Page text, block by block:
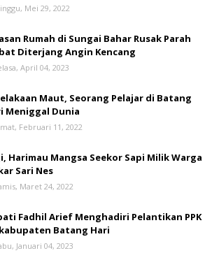
Mei 29, 2022
Rumah di Sungai Bahar Rusak Parah
Diterjang Angin Kencang
April 04, 2023
Maut, Seorang Pelajar di Batang
Meniggal Dunia
Februari 11, 2022
Harimau Mangsa Seekor Sapi Milik Warga
Sari Nes
Maret 24, 2022
Fadhil Arief Menghadiri Pelantikan PPK
Batang Hari
Januari 04, 2023